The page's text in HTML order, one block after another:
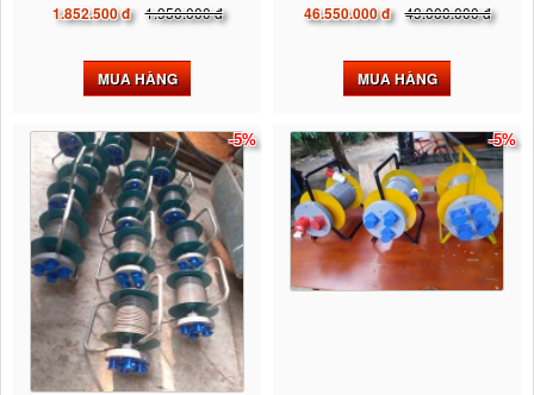
1.852.500 đ 1.950.000 đ
MUA HÀNG
46.550.000 đ 49.000.000 đ
MUA HÀNG
-5% -5%